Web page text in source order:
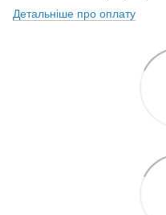
Детальніше про оплату